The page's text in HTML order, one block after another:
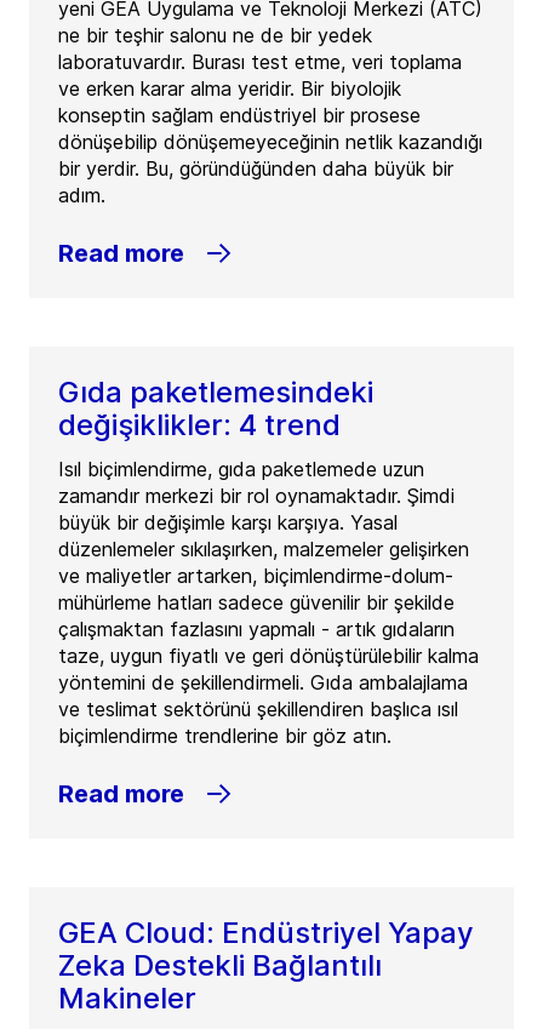
yeni GEA Uygulama ve Teknoloji Merkezi (ATC)
ne bir teşhir salonu ne de bir yedek
laboratuvardır. Burası test etme, veri toplama
ve erken karar alma yeridir. Bir biyolojik
konseptin sağlam endüstriyel bir prosese
dönüşebilip dönüşemeyeceğinin netlik kazandığı
bir yerdir. Bu, göründüğünden daha büyük bir
adım.
Read more
Gıda paketlemesindeki
değişiklikler: 4 trend
Isıl biçimlendirme, gıda paketlemede uzun
zamandır merkezi bir rol oynamaktadır. Şimdi
büyük bir değişimle karşı karşıya. Yasal
düzenlemeler sıkılaşırken, malzemeler gelişirken
ve maliyetler artarken, biçimlendirme-dolum-
mühürleme hatları sadece güvenilir bir şekilde
çalışmaktan fazlasını yapmalı - artık gıdaların
taze, uygun fiyatlı ve geri dönüştürülebilir kalma
yöntemini de şekillendirmeli. Gıda ambalajlama
ve teslimat sektörünü şekillendiren başlıca ısıl
biçimlendirme trendlerine bir göz atın.
Read more
GEA Cloud: Endüstriyel Yapay
Zeka Destekli Bağlantılı
Makineler